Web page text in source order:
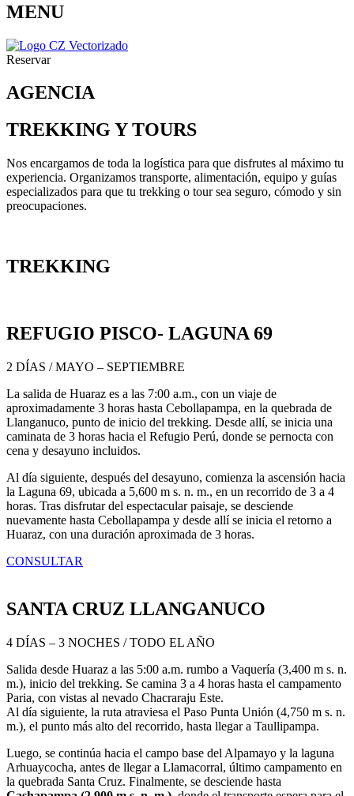
MENU
Reservar
AGENCIA
TREKKING Y TOURS
Nos encargamos de toda la logística para que disfrutes al máximo tu
experiencia. Organizamos transporte, alimentación, equipo y guías
especializados para que tu trekking o tour sea seguro, cómodo y sin
preocupaciones.
TREKKING
REFUGIO PISCO- LAGUNA 69
2 DÍAS / MAYO – SEPTIEMBRE
La salida de Huaraz es a las 7:00 a.m., con un viaje de
aproximadamente 3 horas hasta Cebollapampa, en la quebrada de
Llanganuco, punto de inicio del trekking. Desde allí, se inicia una
caminata de 3 horas hacia el Refugio Perú, donde se pernocta con
cena y desayuno incluidos.
Al día siguiente, después del desayuno, comienza la ascensión hacia
la Laguna 69, ubicada a 5,600 m s. n. m., en un recorrido de 3 a 4
horas. Tras disfrutar del espectacular paisaje, se desciende
nuevamente hasta Cebollapampa y desde allí se inicia el retorno a
Huaraz, con una duración aproximada de 3 horas.
CONSULTAR
SANTA CRUZ LLANGANUCO
4 DÍAS – 3 NOCHES / TODO EL AÑO
Salida desde Huaraz a las 5:00 a.m. rumbo a Vaquería (3,400 m s. n.
m.), inicio del trekking. Se camina 3 a 4 horas hasta el campamento
Paria, con vistas al nevado Chacraraju Este.
Al día siguiente, la ruta atraviesa el Paso Punta Unión (4,750 m s. n.
m.), el punto más alto del recorrido, hasta llegar a Taullipampa.
Luego, se continúa hacia el campo base del Alpamayo y la laguna
Arhuaycocha, antes de llegar a Llamacorral, último campamento en
la quebrada Santa Cruz. Finalmente, se desciende hasta